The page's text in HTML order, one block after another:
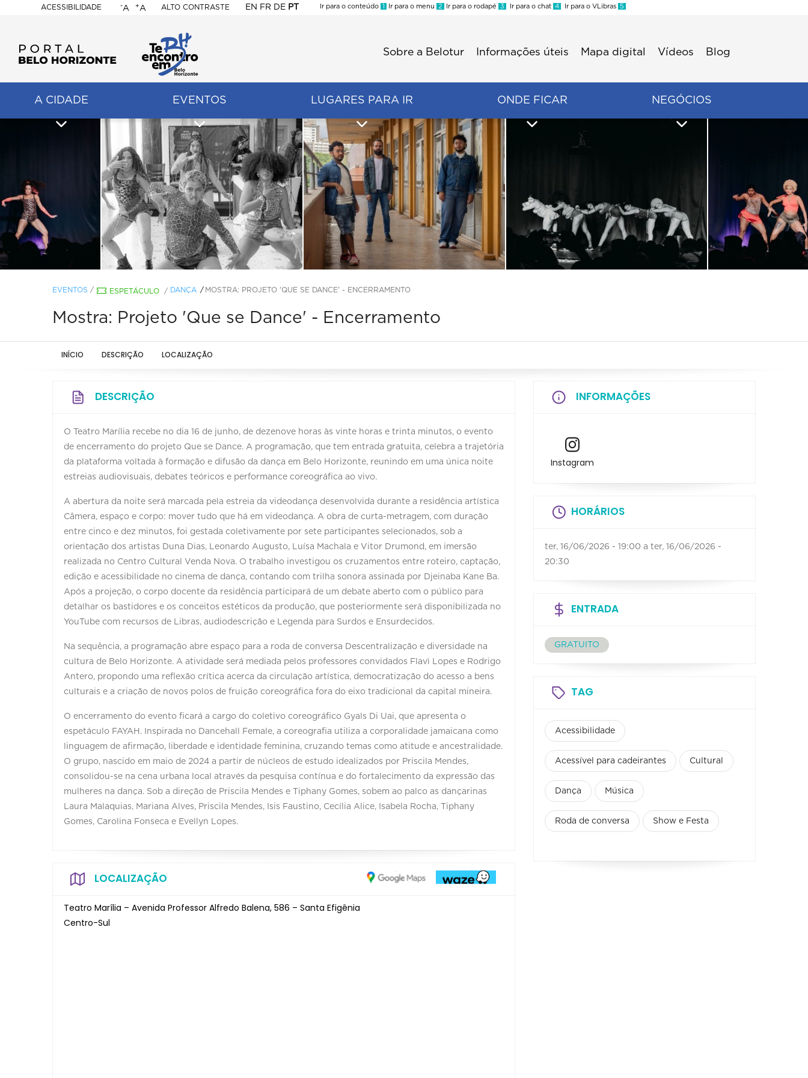
ACESSIBILIDADE
BELO
HORIZONTE
-A +A ALTO CONTRASTE EN FR DE PT
Ir para o conteúdo 1 Ir para o menu 2 Ir para o rodapé 3 Ir para o chat 4 Ir para o VLibras 5
Sobre a Belotur Informações úteis Mapa digital Vídeos Blog
A CIDADE EVENTOS LUGARES PARA IR ONDE FICAR NEGÓCIOS
EVENTOS / ESPETÁCULO / DANÇA MOSTRA: PROJETO 'QUE SE DANCE' - ENCERRAMENTO
Mostra: Projeto 'Que se Dance' - Encerramento
INÍCIO DESCRIÇÃO LOCALIZAÇÃO
DESCRIÇÃO
O Teatro Marília recebe no dia 16 de junho, de dezenove horas às vinte horas e trinta minutos, o evento
de encerramento do projeto Que se Dance. A programação, que tem entrada gratuita, celebra a trajetória
da plataforma voltada à formação e difusão da dança em Belo Horizonte, reunindo em uma única noite
estreias audiovisuais, debates teóricos e performance coreográfica ao vivo.
A abertura da noite será marcada pela estreia da videodança desenvolvida durante a residência artística
Câmera, espaço e corpo: mover tudo que há em videodança. A obra de curta-metragem, com duração
entre cinco e dez minutos, foi gestada coletivamente por sete participantes selecionados, sob a
orientação dos artistas Duna Dias, Leonardo Augusto, Luísa Machala e Vitor Drumond, em imersão
realizada no Centro Cultural Venda Nova. O trabalho investigou os cruzamentos entre roteiro, captação,
edição e acessibilidade no cinema de dança, contando com trilha sonora assinada por Djeinaba Kane Ba.
Após a projeção, o corpo docente da residência participará de um debate aberto com o público para
detalhar os bastidores e os conceitos estéticos da produção, que posteriormente será disponibilizada no
YouTube com recursos de Libras, audiodescrição e Legenda para Surdos e Ensurdecidos.
Na sequência, a programação abre espaço para a roda de conversa Descentralização e diversidade na
cultura de Belo Horizonte. A atividade será mediada pelos professores convidados Flavì Lopes e Rodrigo
Antero, propondo uma reflexão crítica acerca da circulação artística, democratização do acesso a bens
culturais e a criação de novos polos de fruição coreográfica fora do eixo tradicional da capital mineira.
O encerramento do evento ficará a cargo do coletivo coreográfico Gyals Di Uai, que apresenta o
espetáculo FAYAH. Inspirada no Dancehall Female, a coreografia utiliza a corporalidade jamaicana como
linguagem de afirmação, liberdade e identidade feminina, cruzando temas como atitude e ancestralidade.
O grupo, nascido em maio de 2024 a partir de núcleos de estudo idealizados por Priscila Mendes,
consolidou-se na cena urbana local através da pesquisa contínua e do fortalecimento da expressão das
mulheres na dança. Sob a direção de Priscila Mendes e Tiphany Gomes, sobem ao palco as dançarinas
Laura Malaquias, Mariana Alves, Priscila Mendes, Isis Faustino, Cecília Alice, Isabela Rocha, Tiphany
Gomes, Carolina Fonseca e Evellyn Lopes.
LOCALIZAÇÃO
Teatro Marília – Avenida Professor Alfredo Balena, 586 – Santa Efigênia
Centro-Sul
INFORMAÇÕES
Instagram
HORÁRIOS
ter, 16/06/2026 - 19:00 a ter, 16/06/2026 -
20:30
ENTRADA
GRATUITO
TAG
Acessibilidade
Acessível para cadeirantes Cultural
Dança Música
Roda de conversa Show e Festa